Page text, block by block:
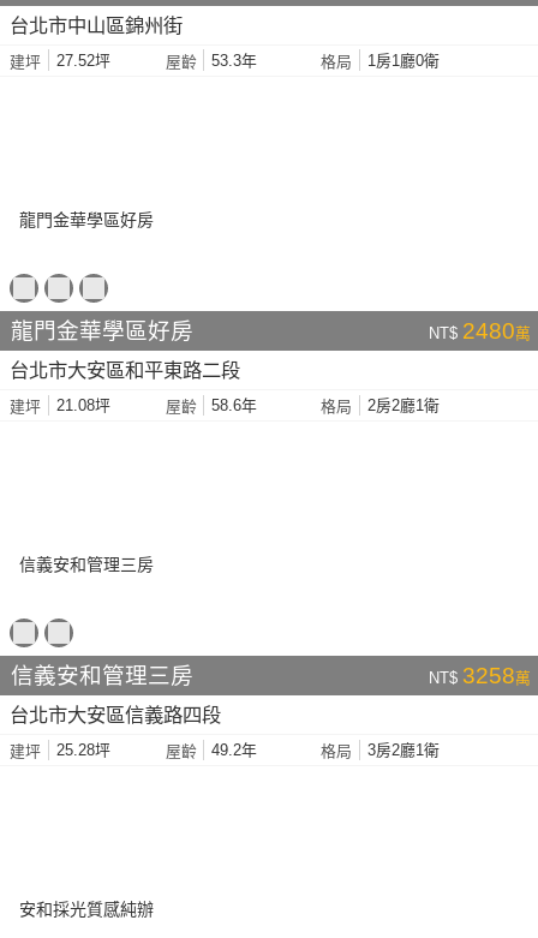
台北市中山區錦州街
建坪 27.52坪 屋齡 53.3年 格局 1房1廳0衛
龍門金華學區好房 NT$ 2480萬
台北市大安區和平東路二段
建坪 21.08坪 屋齡 58.6年 格局 2房2廳1衛
信義安和管理三房 NT$ 3258萬
台北市大安區信義路四段
建坪 25.28坪 屋齡 49.2年 格局 3房2廳1衛